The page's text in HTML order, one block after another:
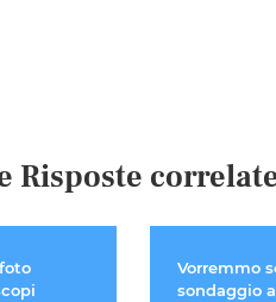
Risposte
Vorremmo
sondaggio